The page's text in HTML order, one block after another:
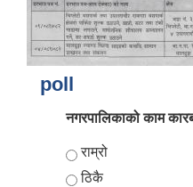
poll
नगरपालिकाको काम
Choices
राम्रो
ठिकै